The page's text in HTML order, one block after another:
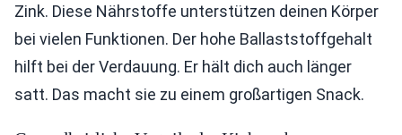
Zink. Diese Nährstoffe unterstützen deinen Körper
bei vielen Funktionen. Der hohe Ballaststoffgehalt
hilft bei der Verdauung. Er hält dich auch länger
satt. Das macht sie zu einem großartigen Snack.